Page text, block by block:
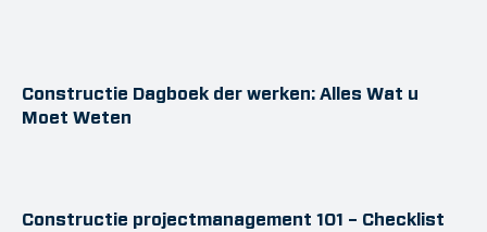
Constructie Dagboek der werken: Alles Wat u
Moet Weten
Constructie projectmanagement 101 – Checklist